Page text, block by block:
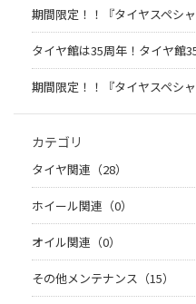
期間限定！！『タイヤスペシ
タイヤ館は35周年！タイヤ館
期間限定！！『タイヤスペシ
カテゴリ
タイヤ関連（28）
ホイール関連（0）
オイル関連（0）
その他メンテナンス（15）